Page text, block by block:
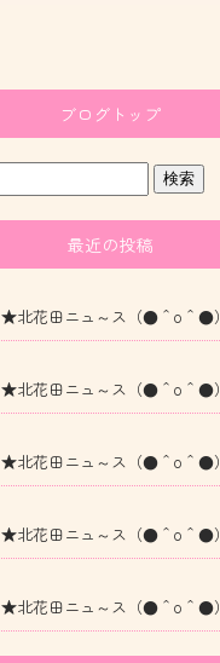
ブログトップ
最近の投稿
★北花田ニュ～ス（●＾o＾●）
★北花田ニュ～ス（●＾o＾●）
★北花田ニュ～ス（●＾o＾●）
★北花田ニュ～ス（●＾o＾●）
★北花田ニュ～ス（●＾o＾●）